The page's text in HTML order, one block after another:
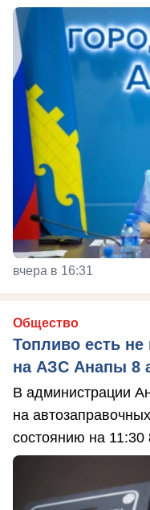
вчера в 16:31
Общество
Топливо есть не
на АЗС Анапы 8
В администрации
на
состоянию на 11:30